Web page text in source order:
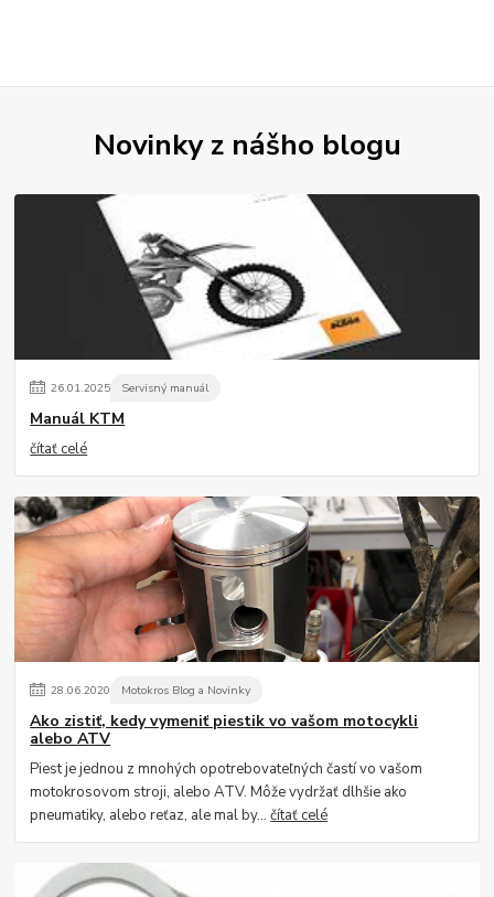
Novinky z nášho blogu
26.01.2025 Servisný manuál
Manuál KTM
čítať celé
28.06.2020 Motokros Blog a Novinky
Ako zistiť, kedy vymeniť piestik vo vašom motocykli
alebo ATV
Piest je jednou z mnohých opotrebovateľných častí vo vašom
motokrosovom stroji, alebo ATV. Môže vydržať dlhšie ako
pneumatiky, alebo reťaz, ale mal by...čítať celé